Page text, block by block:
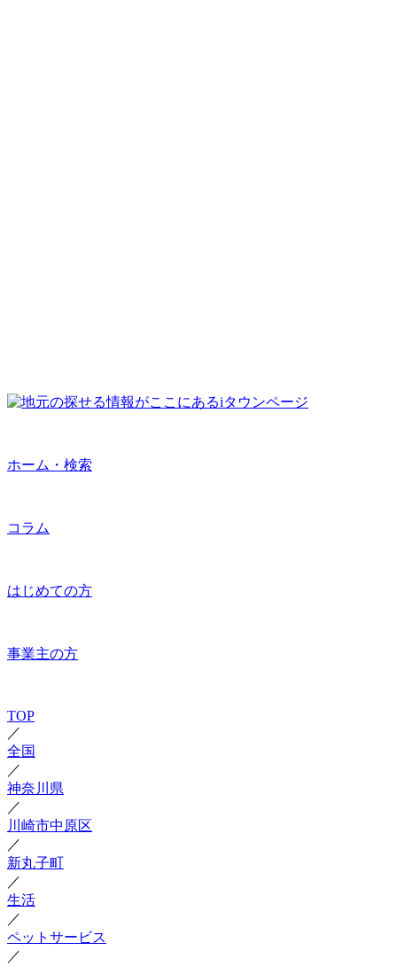
ホーム・検索
コラム
はじめての方
事業主の方
TOP
／
全国
／
神奈川県
／
川崎市中原区
／
新丸子町
／
生活
／
ペットサービス
／